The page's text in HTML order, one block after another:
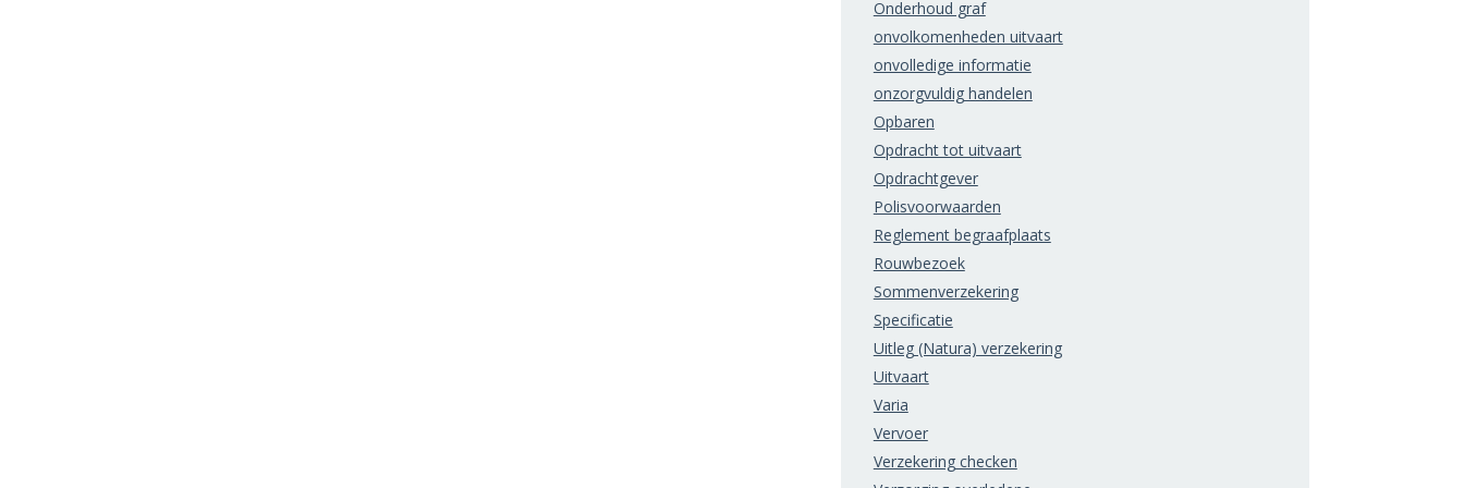
Onderhoud graf
onvolkomenheden uitvaart
onvolledige informatie
onzorgvuldig handelen
Opbaren
Opdracht tot uitvaart
Opdrachtgever
Polisvoorwaarden
Reglement begraafplaats
Rouwbezoek
Sommenverzekering
Specificatie
Uitleg (Natura) verzekering
Uitvaart
Varia
Vervoer
Verzekering checken